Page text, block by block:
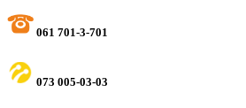
061 701-3-701
073 005-03-03